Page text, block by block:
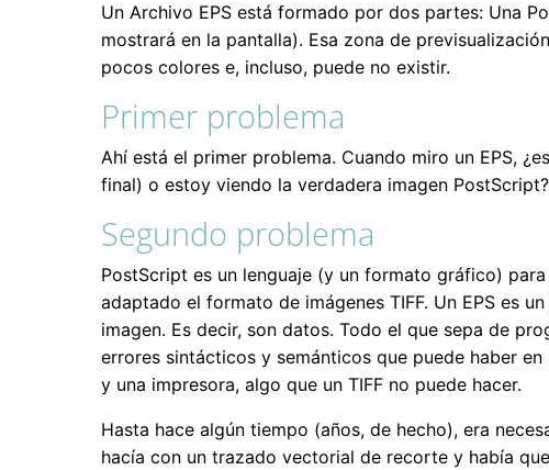
Un Archivo EPS está formado por dos partes: Una
mostrará en la pantalla). Esa zona de
pocos colores e, incluso, puede no existir.
Primer problema
Ahí está el primer problema. Cuando miro un EPS,
final) o estoy viendo la verdadera imagen
Segundo problema
PostScript es un lenguaje (y un formato gráfico)
adaptado el formato de imágenes TIFF. Un EPS es
imagen. Es decir, son datos. Todo el que sepa de
errores sintácticos y semánticos que puede haber
y una impresora, algo que un TIFF no puede hacer.
Hasta hace algún tiempo (años, de hecho), era
hacía con un trazado vectorial de recorte y había